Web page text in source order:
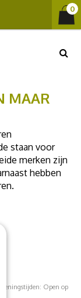
MAAR
staan voor
merken zijn
hebben
Open op